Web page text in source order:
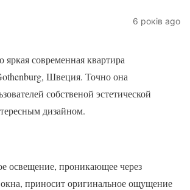
6 років ago
яркая современная квартира
Швеция. Точно она
собственой эстетической
дизайном.
освещение, проникающее через
приносит оригинальное ощущение